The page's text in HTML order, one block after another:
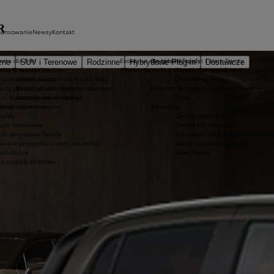
SUV i Terenowe Rodzinne Hybrydowe Plug-in
Dostawcze
Ekobonus dla hybryd Toyoty
Oferta dla osób z niepełnosprawnościami
w serwisie
mechanicznego
dla aut po gwarancji podstawowej
blacharsko-lakierniczego
sezonowe
serwisowe
serwisowa Takata
w przypadku awarii lub kolizji
wygody Klientów
Oryginalne części i oleje Toyoty
Oryginalne części
Oryginalne oleje
dla firm
Financial Services
Kredyt niższych rat Toyota Easy
Kredyt standardowy
Leasing standardowy
elektroniczne
NewsyKontakt